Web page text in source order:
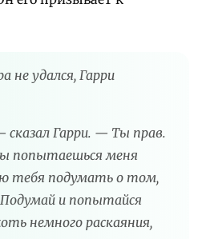
не удался, Гарри
сказал Гарри. — Ты прав.
попытаешься меня
тебя подумать о том,
и попытайся
немного раскаяния,